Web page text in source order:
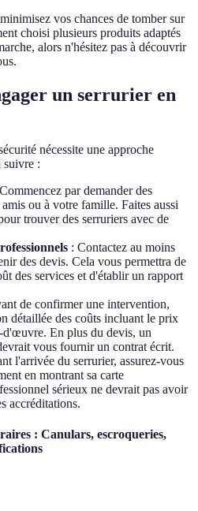
vos chances de tomber sur
choisi plusieurs produits adaptés
alors n'hésitez pas à découvrir
un serrurier en
nécessite une approche
suivre :
par demander des
ou à votre famille. Faites aussi
trouver des serruriers avec de
: Contactez au moins
des devis. Cela vous permettra de
des services et d'établir un rapport
de confirmer une intervention,
détaillée des coûts incluant le prix
d'œuvre. En plus du devis, un
vous fournir un contrat écrit.
l'arrivée du serrurier, assurez-vous
en montrant sa carte
sérieux ne devrait pas avoir
accréditations.
: Canulars, escroqueries,